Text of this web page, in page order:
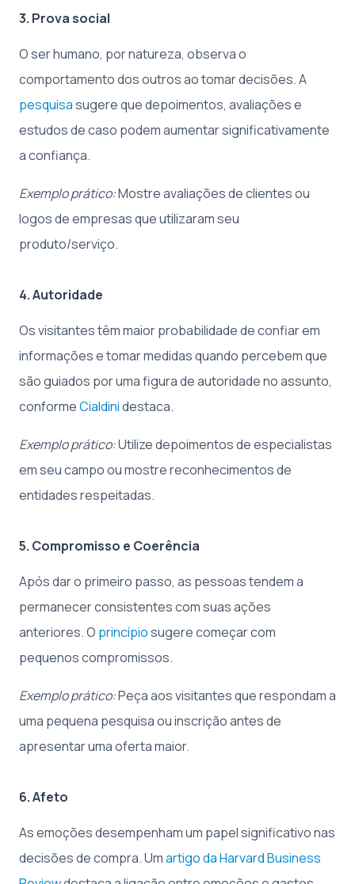
3. Prova social
O ser humano, por natureza, observa o
comportamento dos outros ao tomar decisões. A
pesquisasugere que depoimentos, avaliações e
estudos de caso podem aumentar significativamente
a confiança.
Exemplo prático:Mostre avaliações de clientes ou
logos de empresas que utilizaram seu
produto/serviço.
4. Autoridade
Os visitantes têm maior probabilidade de confiar em
informações e tomar medidas quando percebem que
são guiados por uma figura de autoridade no assunto,
conformeCialdinidestaca.
Exemplo prático:Utilize depoimentos de especialistas
em seu campo ou mostre reconhecimentos de
entidades respeitadas.
5. Compromisso e Coerência
Após dar o primeiro passo, as pessoas tendem a
permanecer consistentes com suas ações
anteriores. O princípiosugere começar com
pequenos compromissos.
Exemplo prático:Peça aos visitantes que respondam a
uma pequena pesquisa ou inscrição antes de
apresentar uma oferta maior.
6. Afeto
As emoções desempenham um papel significativo nas
decisões de compra. Umartigo da Harvard Business